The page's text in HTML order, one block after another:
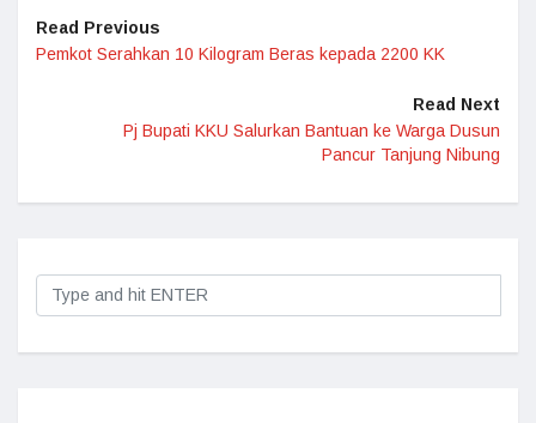
Read Previous
Pemkot Serahkan 10 Kilogram Beras kepada 2200 KK
Read Next
Pj Bupati KKU Salurkan Bantuan ke Warga Dusun
Pancur Tanjung Nibung